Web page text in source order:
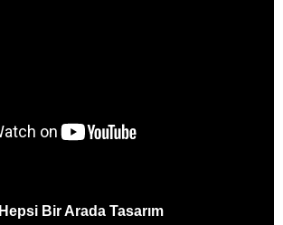
Hepsi Bir Arada Tasarım